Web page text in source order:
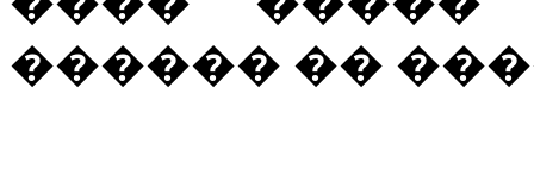
������ ��